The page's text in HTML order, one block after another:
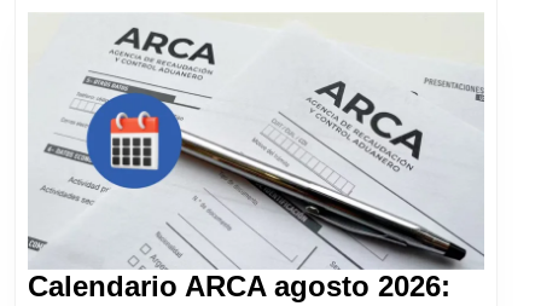
Calendario ARCA agosto 2026: